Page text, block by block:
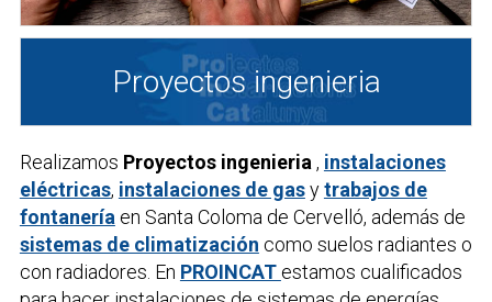
Proyectos ingenieria
Realizamos Proyectos ingenieria , instalaciones
eléctricas, instalaciones de gasytrabajos de
fontanería en Santa Coloma de Cervelló, además de
sistemas de climatización como suelos radiantes o
con radiadores. En PROINCAT estamos cualificados